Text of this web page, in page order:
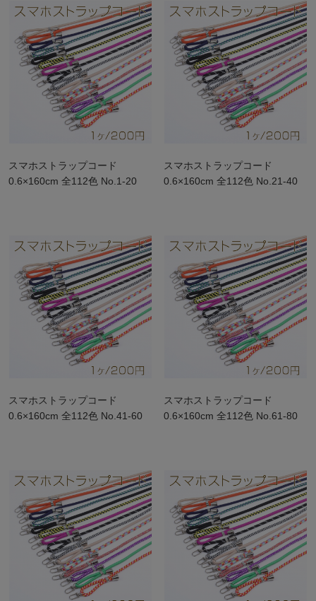
スマホストラップコード
0.6×160cm 全112色 No.1-20
スマホストラップコード
0.6×160cm 全112色 No.21-40
スマホストラップコード
0.6×160cm 全112色 No.41-60
スマホストラップコード
0.6×160cm 全112色 No.61-80